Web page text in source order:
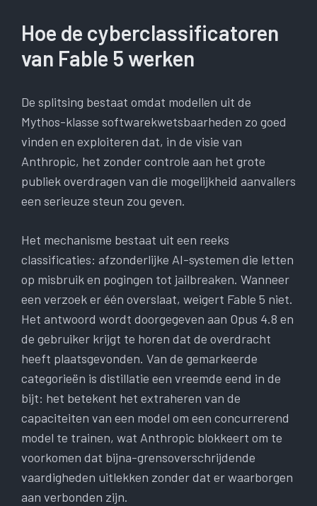
Hoe de cyberclassificatoren
van Fable 5 werken
De splitsing bestaat omdat modellen uit de
Mythos-klasse softwarekwetsbaarheden zo goed
vinden en exploiteren dat, in de visie van
Anthropic, het zonder controle aan het grote
publiek overdragen van die mogelijkheid aanvallers
een serieuze steun zou geven.
Het mechanisme bestaat uit een reeks
classificaties: afzonderlijke AI-systemen die letten
op misbruik en pogingen tot jailbreaken. Wanneer
een verzoek er één overslaat, weigert Fable 5 niet.
Het antwoord wordt doorgegeven aan Opus 4.8 en
de gebruiker krijgt te horen dat de overdracht
heeft plaatsgevonden. Van de gemarkeerde
categorieën is distillatie een vreemde eend in de
bijt: het betekent het extraheren van de
capaciteiten van een model om een ​​concurrerend
model te trainen, wat Anthropic blokkeert om te
voorkomen dat bijna-grensoverschrijdende
vaardigheden uitlekken zonder dat er waarborgen
aan verbonden zijn.